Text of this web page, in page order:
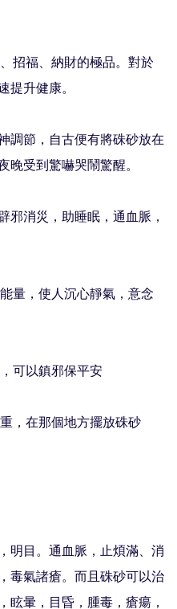
招福、納財的極品。對於
提升健康。
調節，自古便有將硃砂放在
受到驚嚇哭鬧驚醒。
邪消災，助睡眠，通血脈，
量，使人沉心靜氣，意念
可以鎮邪保平安
，在那個地方擺放硃砂
明目。通血脈，止煩滿、消
毒氣諸瘡。而且硃砂可以治
眩暈，目昏，腫毒，瘡瘍，